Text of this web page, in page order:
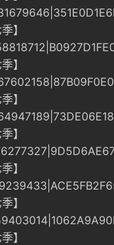
】
】
】
】
】
】
】